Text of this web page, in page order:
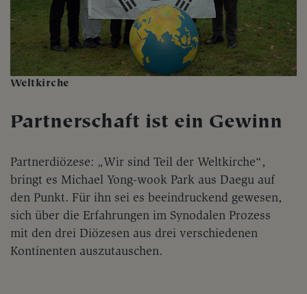
Weltkirche
Partnerschaft ist ein Gewinn
Partnerdiözese: „Wir sind Teil der Weltkirche“,
bringt es Michael Yong-wook Park aus Daegu auf
den Punkt. Für ihn sei es beeindruckend gewesen,
sich über die Erfahrungen im Synodalen Prozess
mit den drei Diözesen aus drei verschiedenen
Kontinenten auszutauschen.